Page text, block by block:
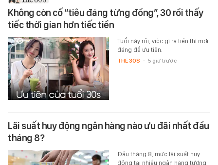
Không còn cố “tiêu đáng từng đồng”, 30 rồi thấy
tiếc thời gian hơn tiếc tiền
Tuổi này rồi, việc gì ra tiền thì mới
đáng để ưu tiên.
THE 30S - 5 giờ trước
Lãi suất huy động ngân hàng nào ưu đãi nhất đầu
tháng 8?
Đầu tháng 8, mức lãi suất huy
động tại nhiều ngân hàng tương